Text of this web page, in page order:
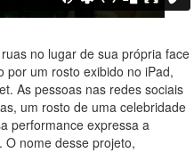
no lugar de sua própria face
por um rosto exibido no iPad,
As pessoas nas redes sociais
um rosto de uma celebridade
performance expressa a
nome desse projeto,